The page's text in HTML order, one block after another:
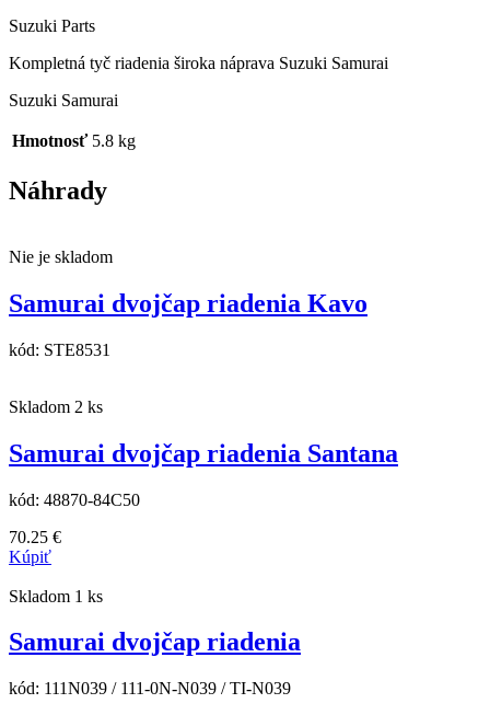
Suzuki Parts
Kompletná tyč riadenia široka náprava Suzuki Samurai
Suzuki Samurai
Hmotnosť 5.8 kg
Náhrady
Nie je skladom
Samurai dvojčap riadenia Kavo
kód: STE8531
Skladom 2 ks
Samurai dvojčap riadenia Santana
kód: 48870-84C50
70.25 €
Kúpiť
Skladom 1 ks
Samurai dvojčap riadenia
kód: 111N039 / 111-0N-N039 / TI-N039